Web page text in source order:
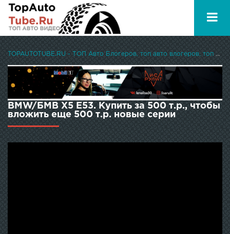
TOPAUTOTUBE.RU - ТОП Авто Блогеров, топ авто влогеров, топ авто ютуберов
BMW/БМВ X5 E53. Купить за 500 т.р., чтобы
вложить еще 500 т.р. новые серии